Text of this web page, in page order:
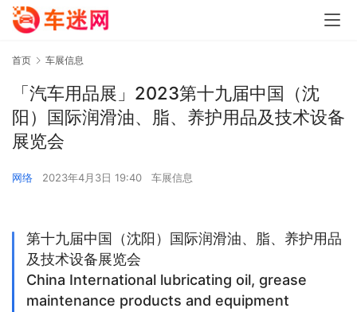
首页 车展信息
「汽车用品展」2023第十九届中国（沈
阳）国际润滑油、脂、养护用品及技术设备
展览会
网络 2023年4月3日 19:40 车展信息
第十九届中国（沈阳）国际润滑油、脂、养护用品
及技术设备展览会
China International lubricating oil, grease
maintenance products and equipment